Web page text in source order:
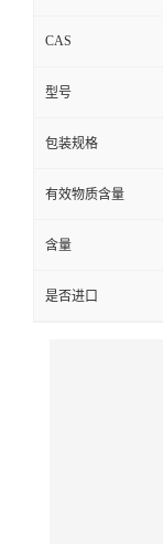
CAS
型号
包装规格
有效物质含量
含量
是否进口